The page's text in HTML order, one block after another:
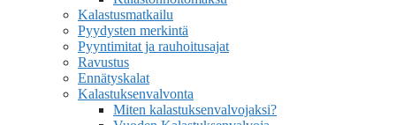
Kalastusmatkailu
Pyydysten merkintä
Pyyntimitat ja rauhoitusajat
Ravustus
Ennätyskalat
Kalastuksenvalvonta
Miten kalastuksenvalvojaksi?